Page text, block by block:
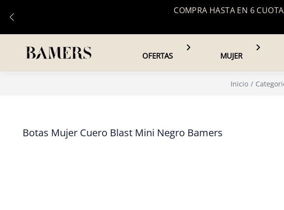
COMPRA HASTA EN 6
OFERTAS MUJER
Inicio
Botas Mujer Cuero Blast Mini Negro Bamers